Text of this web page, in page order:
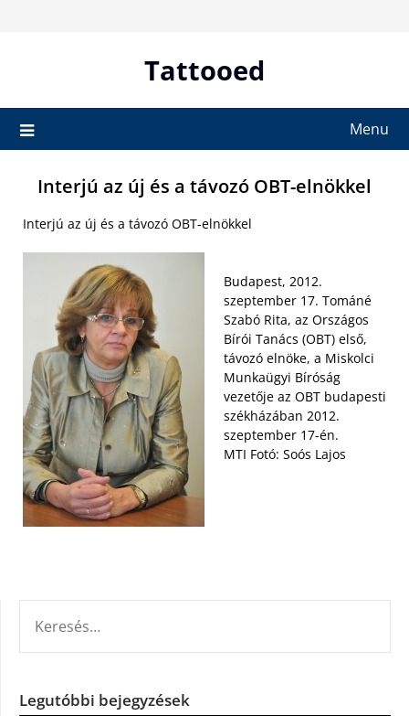
Tattooed
Menu
Interjú az új és a távozó OBT-elnökkel
Interjú az új és a távozó OBT-elnökkel
Budapest, 2012.
szeptember 17. Tománé
Szabó Rita, az Országos
Bírói Tanács (OBT) első,
távozó elnöke, a Miskolci
Munkaügyi Bíróság
vezetője az OBT budapesti
székházában 2012.
szeptember 17-én.
MTI Fotó: Soós Lajos
Legutóbbi bejegyzések